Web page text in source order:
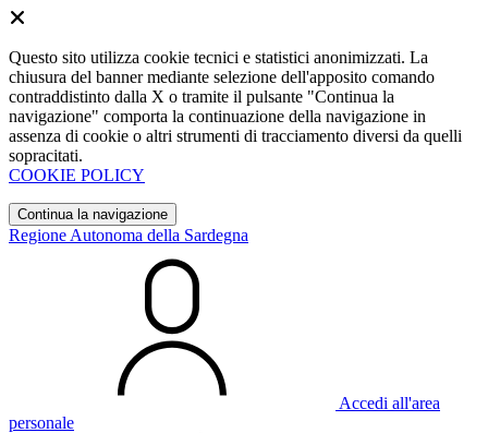
Questo sito utilizza cookie tecnici e statistici anonimizzati. La
chiusura del banner mediante selezione dell'apposito comando
contraddistinto dalla X o tramite il pulsante "Continua la
navigazione" comporta la continuazione della navigazione in
assenza di cookie o altri strumenti di tracciamento diversi da quelli
sopracitati.
COOKIE POLICY
Continua la navigazione
Regione Autonoma della Sardegna
Accedi all'area
personale